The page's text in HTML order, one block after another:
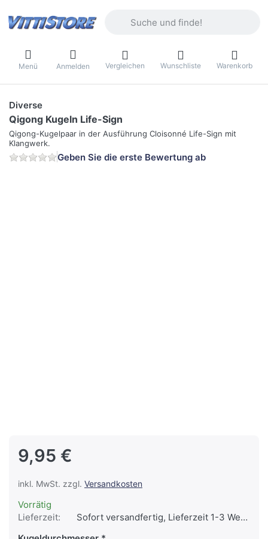
Menü Anmelden Vergleichen Wunschliste Warenkorb
Diverse
Qigong Kugeln Life-Sign
Qigong-Kugelpaar in der Ausführung Cloisonné Life-Sign mit
Klangwerk.
Geben Sie die erste Bewertung ab
9,95 €
inkl. MwSt. zzgl. Versandkosten
Vorrätig
Lieferzeit:
Sofort versandfertig, Lieferzeit 1-3 Werktage.